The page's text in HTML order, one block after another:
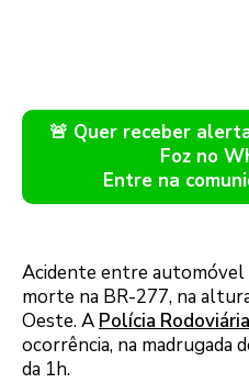
🚨 Quer receber
Foz no
Entre na
Acidente entre automóvel
morte na BR-277, na
Oeste. A Polícia
ocorrência, na madrugada
da 1h.